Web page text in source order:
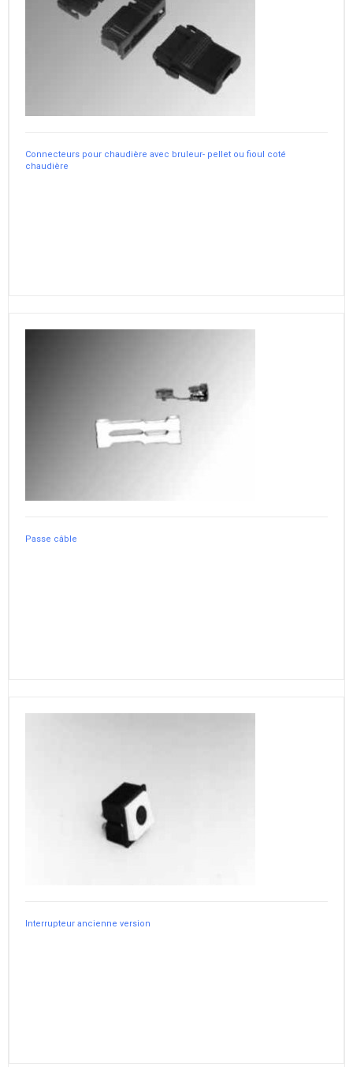
Connecteurs pour chaudière avec bruleur- pellet ou fioul coté
chaudière
Passe câble
Interrupteur ancienne version